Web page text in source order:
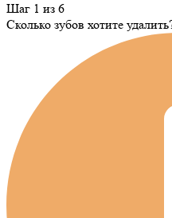
Шаг 1 из 6
Сколько зубов хотите